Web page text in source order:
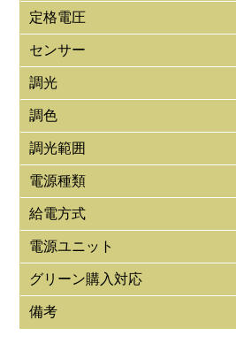
定格電圧
センサー
調光
調色
調光範囲
電源種類
給電方式
電源ユニット
グリーン購入対応
備考